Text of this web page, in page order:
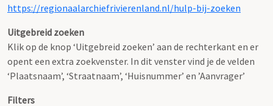
https://regionaalarchiefrivierenland.nl/hulp-bij-zoeken
Uitgebreid zoeken
Klik op de knop ‘Uitgebreid zoeken’ aan de rechterkant en er
opent een extra zoekvenster. In dit venster vind je de velden
‘Plaatsnaam’, ‘Straatnaam’, ‘Huisnummer’ en ’Aanvrager’
Filters